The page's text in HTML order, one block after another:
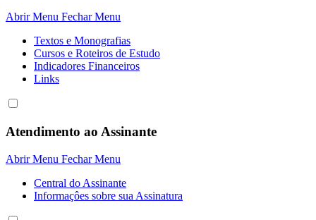
Abrir Menu Fechar Menu
Textos e Monografias
Cursos e Roteiros de Estudo
Indicadores Financeiros
Links
Atendimento ao Assinante
Abrir Menu Fechar Menu
Central do Assinante
Informaçôes sobre sua Assinatura